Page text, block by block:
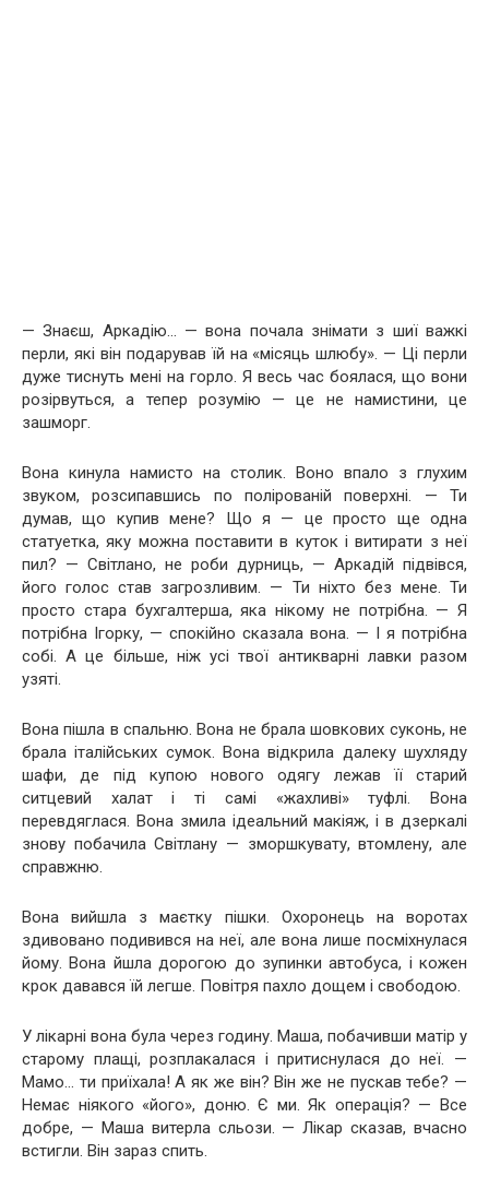
— Знаєш, Аркадію… — вона почала знімати з шиї важкі
перли, які він подарував їй на «місяць шлюбу». — Ці перли
дуже тиснуть мені на горло. Я весь час боялася, що вони
розірвуться, а тепер розумію — це не намистини, це
зашморг.
Вона кинула намисто на столик. Воно впало з глухим
звуком, розсипавшись по полірованій поверхні. — Ти
думав, що купив мене? Що я — це просто ще одна
статуетка, яку можна поставити в куток і витирати з неї
пил? — Світлано, не роби дурниць, — Аркадій підвівся,
його голос став загрозливим. — Ти ніхто без мене. Ти
просто стара бухгалтерша, яка нікому не потрібна. — Я
потрібна Ігорку, — спокійно сказала вона. — І я потрібна
собі. А це більше, ніж усі твої антикварні лавки разом
узяті.
Вона пішла в спальню. Вона не брала шовкових суконь, не
брала італійських сумок. Вона відкрила далеку шухляду
шафи, де під купою нового одягу лежав її старий
ситцевий халат і ті самі «жахливі» туфлі. Вона
перевдяглася. Вона змила ідеальний макіяж, і в дзеркалі
знову побачила Світлану — зморшкувату, втомлену, але
справжню.
Вона вийшла з маєтку пішки. Охоронець на воротах
здивовано подивився на неї, але вона лише посміхнулася
йому. Вона йшла дорогою до зупинки автобуса, і кожен
крок давався їй легше. Повітря пахло дощем і свободою.
У лікарні вона була через годину. Маша, побачивши матір у
старому плащі, розплакалася і притиснулася до неї. —
Мамо… ти приїхала! А як же він? Він же не пускав тебе? —
Немає ніякого «його», доню. Є ми. Як операція? — Все
добре, — Маша витерла сльози. — Лікар сказав, вчасно
встигли. Він зараз спить.